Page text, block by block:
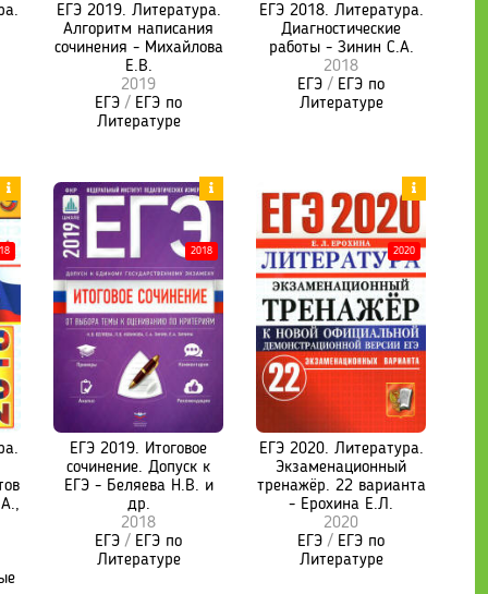
ЕГЭ 2019. Литература.
Алгоритм написания
сочинения - Михайлова
Е.В.
2019
ЕГЭ / ЕГЭ по
Литературе
ЕГЭ 2018. Литература.
Диагностические
работы - Зинин С.А.
2018
ЕГЭ / ЕГЭ по
Литературе
ЕГЭ 2019. Итоговое
сочинение. Допуск к
ЕГЭ - Беляева Н.В. и
др.
2018
ЕГЭ / ЕГЭ по
Литературе
2018
ЕГЭ 2020. Литература.
Экзаменационный
тренажёр. 22 варианта
- Ерохина Е.Л.
2020
ЕГЭ / ЕГЭ по
Литературе
2020